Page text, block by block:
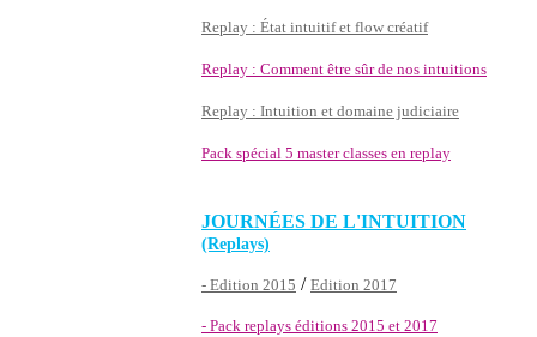
Replay : État intuitif et flow créatif
Replay : Comment être sûr de nos intuitions
Replay : Intuition et domaine judiciaire
Pack spécial 5 master classes en replay
JOURNÉES DE L'INTUITION
(Replays)
- Edition 2015 / Edition 2017
- Pack replays éditions 2015 et 2017